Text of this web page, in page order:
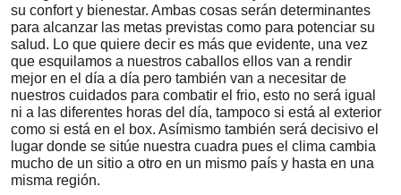
su confort y bienestar. Ambas cosas serán determinantes
para alcanzar las metas previstas como para potenciar su
salud. Lo que quiere decir es más que evidente, una vez
que esquilamos a nuestros caballos ellos van a rendir
mejor en el día a día pero también van a necesitar de
nuestros cuidados para combatir el frio, esto no será igual
ni a las diferentes horas del día, tampoco si está al exterior
como si está en el box. Asímismo también será decisivo el
lugar donde se sitúe nuestra cuadra pues el clima cambia
mucho de un sitio a otro en un mismo país y hasta en una
misma región.